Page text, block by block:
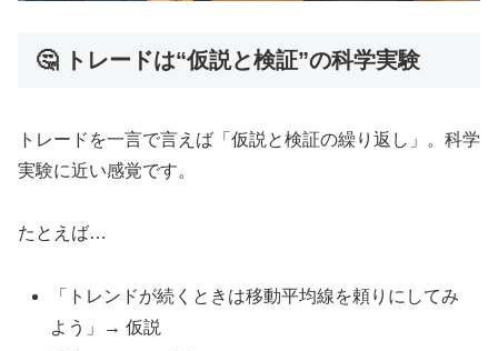
🤔 トレードは“仮説と検証”の科学実験
トレードを一言で言えば「仮説と検証の繰り返し」。科学
実験に近い感覚です。
たとえば…
「トレンドが続くときは移動平均線を頼りにしてみ
よう」→ 仮説